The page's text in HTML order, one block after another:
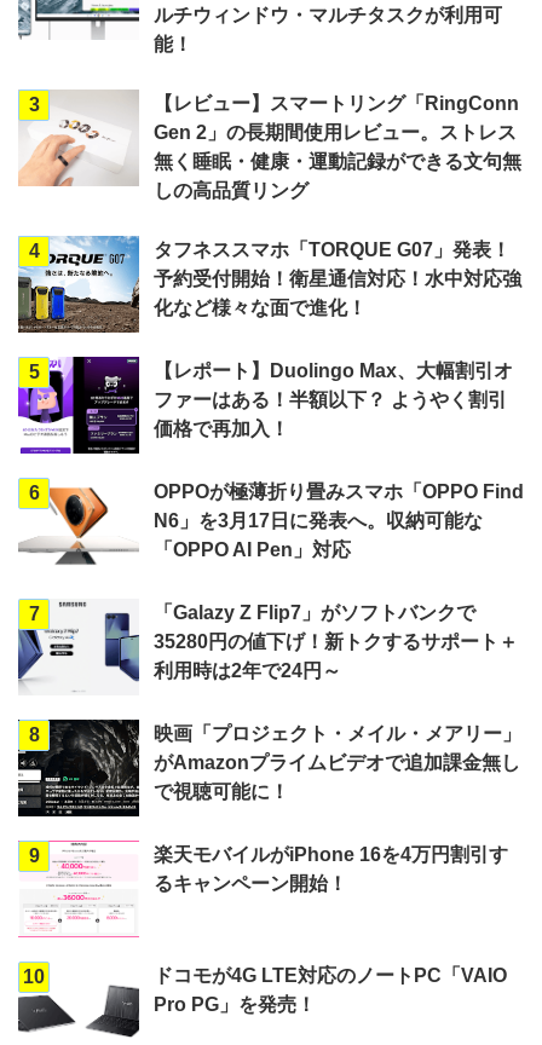
ルチウィンドウ・マルチタスクが利用可
能！
3
【レビュー】スマートリング「RingConn
Gen 2」の長期間使用レビュー。ストレス
無く睡眠・健康・運動記録ができる文句無
しの高品質リング
4
タフネススマホ「TORQUE G07」発表！
予約受付開始！衛星通信対応！水中対応強
化など様々な面で進化！
5
【レポート】Duolingo Max、大幅割引オ
ファーはある！半額以下？ ようやく割引
価格で再加入！
6
OPPOが極薄折り畳みスマホ「OPPO Find
N6」を3月17日に発表へ。収納可能な
「OPPO AI Pen」対応
7
「Galazy Z Flip7」がソフトバンクで
35280円の値下げ！新トクするサポート＋
利用時は2年で24円～
8
映画「プロジェクト・メイル・メアリー」
がAmazonプライムビデオで追加課金無し
で視聴可能に！
9
楽天モバイルがiPhone 16を4万円割引す
るキャンペーン開始！
10
ドコモが4G LTE対応のノートPC「VAIO
Pro PG」を発売！